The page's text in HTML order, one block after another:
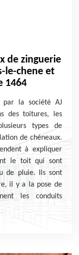
de zinguerie
le-chene et
1464
par la société AJ
des toitures, les
types de
de chéneaux.
à expliquer
le toit qui sont
de pluie. Ils sont
il y a la pose de
les conduits